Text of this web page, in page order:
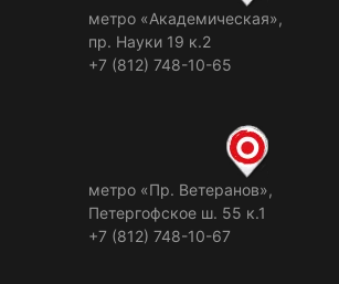
метро «Академическая»,
пр. Науки 19 к.2
+7 (812) 748-10-65
метро «Пр. Ветеранов»,
Петергофское ш. 55 к.1
+7 (812) 748-10-67